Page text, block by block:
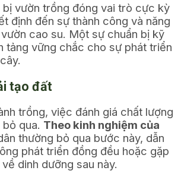
bị vườn trồng đóng vai trò cực kỳ
định đến sự thành công và năng
cao su. Một sự chuẩn bị kỹ
tảng vững chắc cho sự phát triển
tạo đất
trồng, việc đánh giá chất lượng
qua. Theo kinh nghiệm của
thường bỏ qua bước này, dẫn
phát triển đồng đều hoặc gặp
dinh dưỡng sau này.